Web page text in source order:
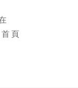
頁